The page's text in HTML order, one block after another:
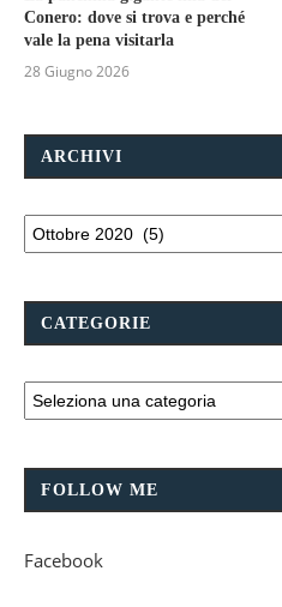
Conero: dove si trova e perché
vale la pena visitarla
28 Giugno 2026
ARCHIVI
CATEGORIE
FOLLOW ME
Facebook